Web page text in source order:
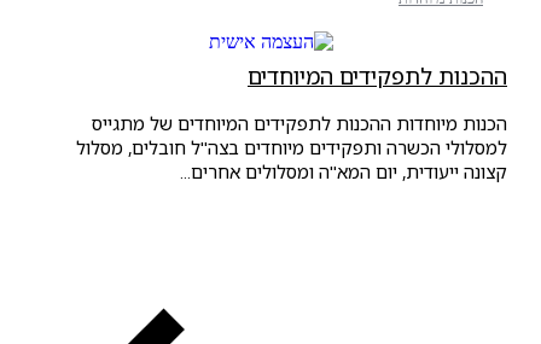
ההכנות לתפקידים המיוחדים
הכנות מיוחדות ההכנות לתפקידים המיוחדים של מתגייס
למסלולי הכשרה ותפקידים מיוחדים בצה"ל חובלים, מסלול
קצונה ייעודית, יום המא"ה ומסלולים אחרים...